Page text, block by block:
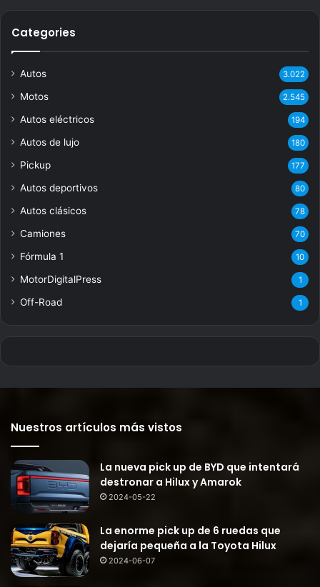
Categories
Autos 3.022
Motos 2.545
Autos eléctricos 194
Autos de lujo 180
Pickup 177
Autos deportivos 80
Autos clásicos 78
Camiones 70
Fórmula 1 10
MotorDigitalPress 1
Off-Road 1
Nuestros artículos más vistos
La nueva pick up de BYD que intentará
destronar a Hilux y Amarok
2024-05-22
La enorme pick up de 6 ruedas que
dejaría pequeña a la Toyota Hilux
2024-06-07